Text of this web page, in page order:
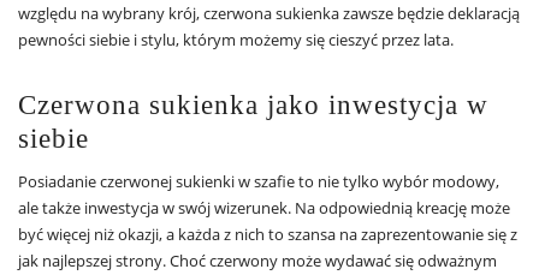
względu na wybrany krój, czerwona sukienka zawsze będzie deklaracją
pewności siebie i stylu, którym możemy się cieszyć przez lata.
Czerwona sukienka jako inwestycja w
siebie
Posiadanie czerwonej sukienki w szafie to nie tylko wybór modowy,
ale także inwestycja w swój wizerunek. Na odpowiednią kreację może
być więcej niż okazji, a każda z nich to szansa na zaprezentowanie się z
jak najlepszej strony. Choć czerwony może wydawać się odważnym